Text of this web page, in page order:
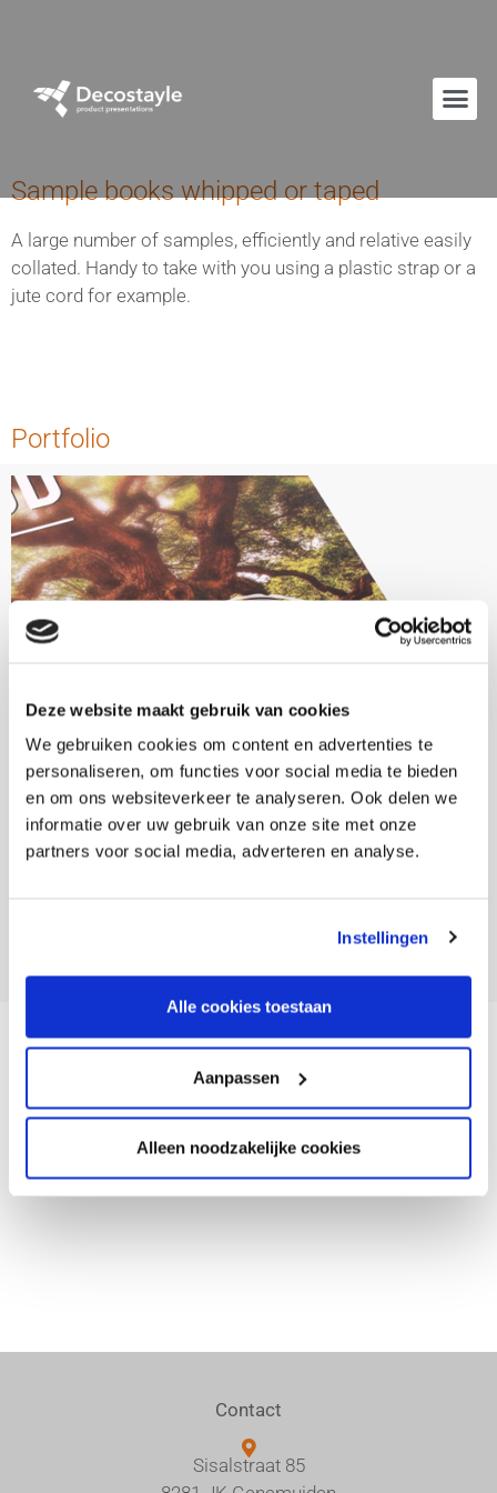
Deze website maakt gebruik van cookies
We gebruiken cookies om content en advertenties te
personaliseren, om functies voor social media te bieden
en om ons websiteverkeer te analyseren. Ook delen we
informatie over uw gebruik van onze site met onze
partners voor social media, adverteren en analyse.
Instellingen
Alle cookies toestaan
Aanpassen
Alleen noodzakelijke cookies
Sample books whipped or taped
A large number of samples, efficiently and relative easily
collated. Handy to take with you using a plastic strap or a
jute cord for example.
Portfolio
Facebook Twitter
Contact
Sisalstraat 85